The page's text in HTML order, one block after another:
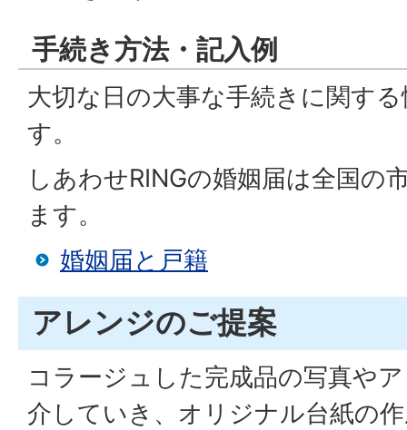
手続き方法・記入例
大切な日の大事な手続きに関す
す。
しあわせRINGの婚姻届は全国の
ます。
婚姻届と戸籍
アレンジのご提案
コラージュした完成品の写真や
介していき、オリジナル台紙の